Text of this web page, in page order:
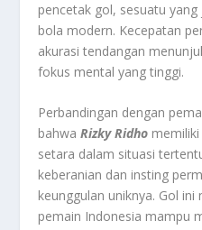
pencetak gol, sesuatu
bola modern. Kecepatan
akurasi tendangan
fokus mental yang tinggi.
Perbandingan dengan
bahwaRizky Ridho
setara dalam situasi
keberanian dan insting
keunggulan uniknya. Gol
pemain Indonesia mampu